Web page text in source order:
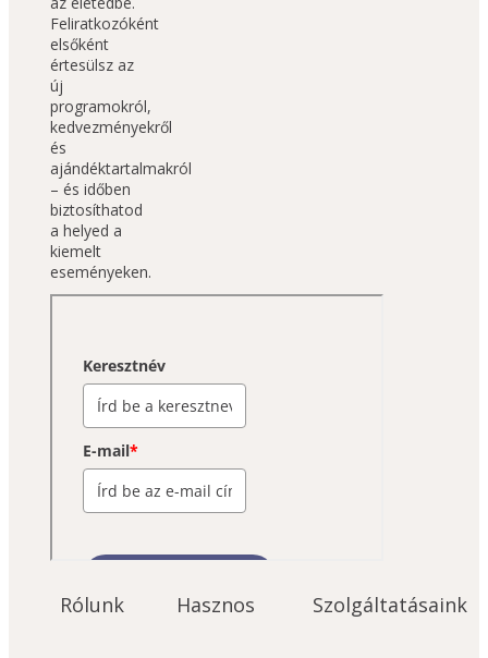
Rólunk Hasznos
Feliratkozóként
elsőként
értesülsz az
új
programokról,
kedvezményekről
és
ajándéktartalmakról
– és időben
biztosíthatod
a helyed a
kiemelt
eseményeken.
Szolgáltatásaink